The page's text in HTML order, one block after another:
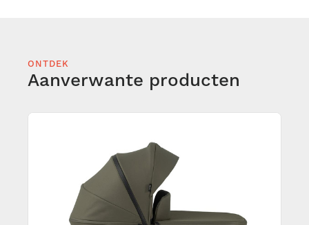
ONTDEK
Aanverwante producten